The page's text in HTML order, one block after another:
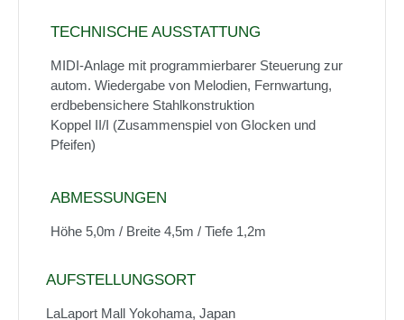
TECHNISCHE AUSSTATTUNG
MIDI-Anlage mit programmierbarer Steuerung zur
autom. Wiedergabe von Melodien, Fernwartung,
erdbebensichere Stahlkonstruktion
Koppel II/I (Zusammenspiel von Glocken und
Pfeifen)
ABMESSUNGEN
Höhe 5,0m / Breite 4,5m / Tiefe 1,2m
AUFSTELLUNGSORT
LaLaport Mall Yokohama, Japan